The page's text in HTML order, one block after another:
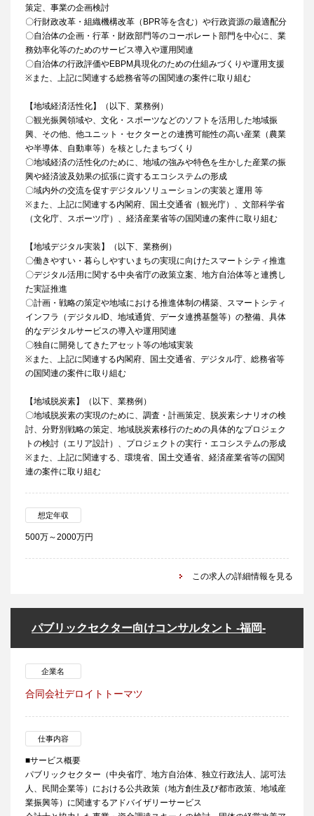
策定、事業の企画検討
〇行財政改革・組織機構改革（BPR等を含む）や行政資源の最適配分
〇自治体の企画・行革・財政部門等のコーポレート部門を中心に、業
務効率化等のためのサービス導入や運用関連
〇自治体の行政評価やEBPM具現化のための仕組みづくりや運用支援
※また、上記に関連する総務省等の国関連の案件に取り組む
【地域経済活性化】（以下、業務例）
〇観光振興領域や、文化・スポーツなどのソフトを活用した地域振
興、その他、他ユニット・セクターとの連携可能性の高い産業（農業
や半導体、自動車等）を核としたまちづくり
〇地域経済の活性化のために、地域の強みや特色を生かした産業の振
興や経済波及効果の拡張に資するエコシステムの形成
〇域内外の交流を促すデジタルソリューションの実装と運用 等
※また、上記に関連する内閣府、国土交通省（観光庁）、文部科学省
（文化庁、スポーツ庁）、経済産業省等の国関連の案件に取り組む
【地域デジタル実装】（以下、業務例）
〇働きやすい・暮らしやすいまちの実現に向けたスマートシティ推進
〇デジタル活用に関する中央省庁の政策立案、地方自治体等と連携し
た実証推進
〇計画・戦略の策定や地域における推進体制の構築、スマートシティ
インフラ（デジタルID、地域通貨、データ連携基盤等）の整備、具体
的なデジタルサービスの導入や運用関連
〇独自に開発してきたアセット等の地域実装
※また、上記に関連する内閣府、国土交通省、デジタル庁、総務省等
の国関連の案件に取り組む
【地域脱炭素】（以下、業務例）
〇地域脱炭素の実現のために、調査・計画策定、脱炭素シナリオの検
討、分野別戦略の策定、地域脱炭素移行のための具体的なプロジェク
トの検討（エリア設計）、プロジェクトの実行・エコシステムの形成
※また、上記に関連する、環境省、国土交通省、経済産業省等の国関
連の案件に取り組む
想定年収
500万～2000万円
この求人の詳細情報を見る
パブリックセクター向けコンサルタント -福岡-
企業名
合同会社デロイトトーマツ
仕事内容
■サービス概要
パブリックセクター（中央省庁、地方自治体、独立行政法人、認可法
人、民間企業等）における公共政策（地方創生及び都市政策、地域産
業振興等）に関連するアドバイザリーサービス